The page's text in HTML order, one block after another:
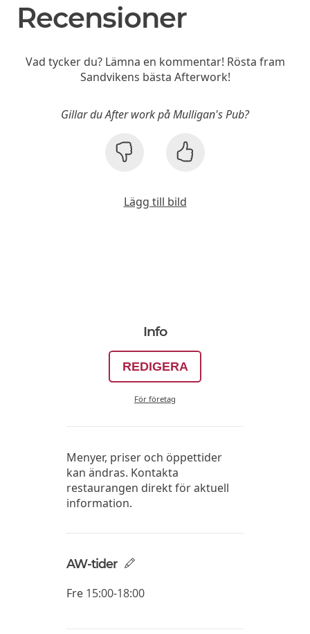
Recensioner
Vad tycker du? Lämna en kommentar! Rösta fram
Sandvikens bästa Afterwork!
Gillar du After work på Mulligan's Pub?
Lägg till bild
Info
REDIGERA
För företag
Menyer, priser och öppettider
kan ändras. Kontakta
restaurangen direkt för aktuell
information.
AW-tider
Fre 15:00-18:00